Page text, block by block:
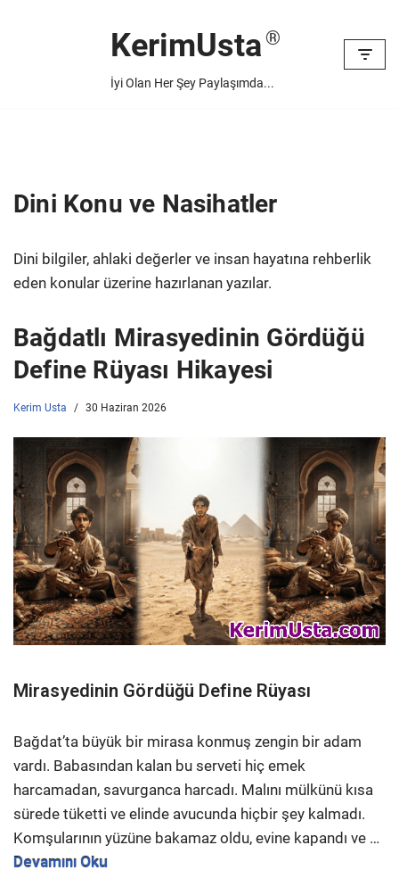
KerimUsta
İyi Olan Her Şey Paylaşımda...
Dini Konu ve Nasihatler
Dini bilgiler, ahlaki değerler ve insan hayatına rehberlik
eden konular üzerine hazırlanan yazılar.
Bağdatlı Mirasyedinin Gördüğü
Define Rüyası Hikayesi
Kerim Usta 30 Haziran 2026
Mirasyedinin Gördüğü Define Rüyası
Bağdat’ta büyük bir mirasa konmuş zengin bir adam
vardı. Babasından kalan bu serveti hiç emek
harcamadan, savurganca harcadı. Malını mülkünü kısa
sürede tüketti ve elinde avucunda hiçbir şey kalmadı.
Komşularının yüzüne bakamaz oldu, evine kapandı ve …
Devamını Oku